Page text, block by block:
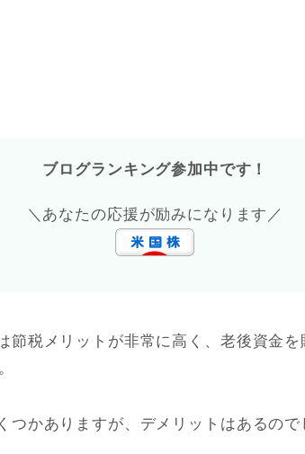
ブログランキング参加中です！
＼あなたの応援が励みになります／
節税メリットが非常に高く、老後資金
つかありますが、 デメリットはあるので